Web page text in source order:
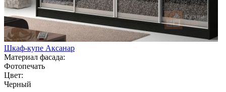
Шкаф-купе Аксанар
Материал фасада:
Фотопечать
Цвет:
Черный